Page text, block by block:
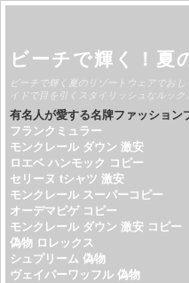
ビーチで輝く！夏
ビーチで輝く夏のリゾートウェアでお
イドで目を引くスタイリッシュなルック
有名人が愛する名牌ファッション
フランクミュラー
モンクレール ダウン 激安
ロエベ ハンモック コピー
セリーヌ tシャツ 激安
モンクレール スーパーコピー
オーデマピゲ コピー
モンクレール ダウン 激安 コピー
偽物 ロレックス
シュプリーム 偽物
ヴェイパーワッフル 偽物